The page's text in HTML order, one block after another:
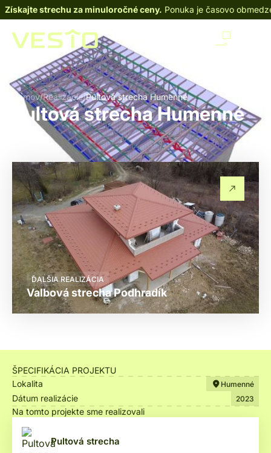
Získajte strechu za minuloročné ceny. Ponuka je časovo
Domov/Realizácie/Pultová strecha Humenné
Pultová strecha Humenné
ĎALŠIA REALIZÁCIA
Valbová strecha Podhradík
ŠPECIFIKÁCIA PROJEKTU
Lokalita
Humenné
Dátum realizácie 2023
Na tomto projekte sme realizovali
Pultová strecha